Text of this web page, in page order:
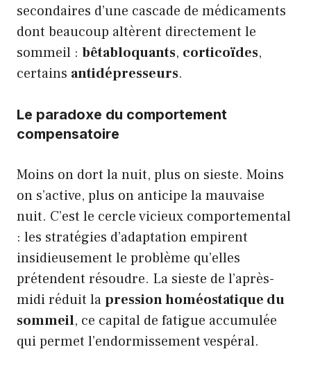
secondaires d’une cascade de médicaments
dont beaucoup altèrent directement le
sommeil : bêtabloquants, corticoïdes,
certains antidépresseurs.
Le paradoxe du comportement
compensatoire
Moins on dort la nuit, plus on sieste. Moins
on s’active, plus on anticipe la mauvaise
nuit. C’est le cercle vicieux comportemental
: les stratégies d’adaptation empirent
insidieusement le problème qu’elles
prétendent résoudre. La sieste de l’après-
midi réduit lapression homéostatique du
sommeil, ce capital de fatigue accumulée
qui permet l’endormissement vespéral.